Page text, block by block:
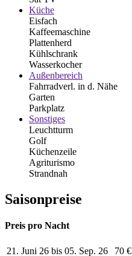
Küche
Eisfach
Kaffeemaschine
Plattenherd
Kühlschrank
Wasserkocher
Außenbereich
Fahrradverl. in d. Nähe
Garten
Parkplatz
Sonstiges
Leuchtturm
Golf
Küchenzeile
Agriturismo
Strandnah
Saisonpreise
Preis pro Nacht
21. Juni 26 bis 05. Sep. 26 70 €